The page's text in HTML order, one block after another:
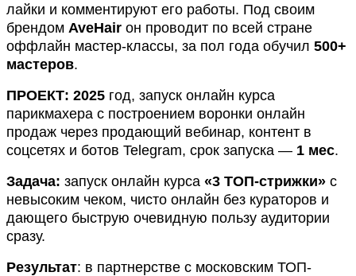
лайки и комментируют его работы. Под своим
брендом AveHair он проводит по всей стране
оффлайн мастер-классы, за пол года обучил 500+
мастеров.
ПРОЕКТ: 2025 год, запуск онлайн курса
парикмахера с построением воронки онлайн
продаж через продающий вебинар, контент в
соцсетях и ботов Telegram, срок запуска — 1 мес.
Задача: запуск онлайн курса «3 ТОП-стрижки» с
невысоким чеком, чисто онлайн без кураторов и
дающего быструю очевидную пользу аудитории
сразу.
Результат: в партнерстве с московским ТОП-